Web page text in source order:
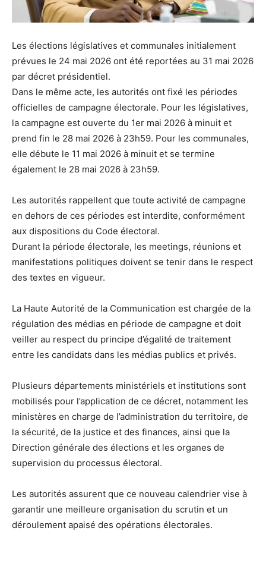
Les élections législatives et communales initialement
prévues le 24 mai 2026 ont été reportées au 31 mai 2026
par décret présidentiel.
Dans le même acte, les autorités ont fixé les périodes
officielles de campagne électorale. Pour les législatives,
la campagne est ouverte du 1er mai 2026 à minuit et
prend fin le 28 mai 2026 à 23h59. Pour les communales,
elle débute le 11 mai 2026 à minuit et se termine
également le 28 mai 2026 à 23h59.
Les autorités rappellent que toute activité de campagne
en dehors de ces périodes est interdite, conformément
aux dispositions du Code électoral.
Durant la période électorale, les meetings, réunions et
manifestations politiques doivent se tenir dans le respect
des textes en vigueur.
La Haute Autorité de la Communication est chargée de la
régulation des médias en période de campagne et doit
veiller au respect du principe d’égalité de traitement
entre les candidats dans les médias publics et privés.
Plusieurs départements ministériels et institutions sont
mobilisés pour l’application de ce décret, notamment les
ministères en charge de l’administration du territoire, de
la sécurité, de la justice et des finances, ainsi que la
Direction générale des élections et les organes de
supervision du processus électoral.
Les autorités assurent que ce nouveau calendrier vise à
garantir une meilleure organisation du scrutin et un
déroulement apaisé des opérations électorales.